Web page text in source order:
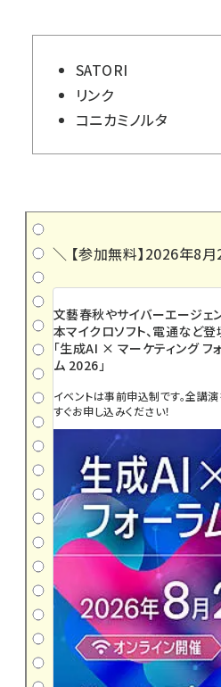
SATORI
リンク
コニカミノルタ
＼ 【参加無料】2026年8月
文藝春秋やサイバーエージェン
本マイクロソフト、電通など登
「生成AI × マーケティング フ
ム 2026」
イベントは事前申込制です。全講
すぐお申し込みください！